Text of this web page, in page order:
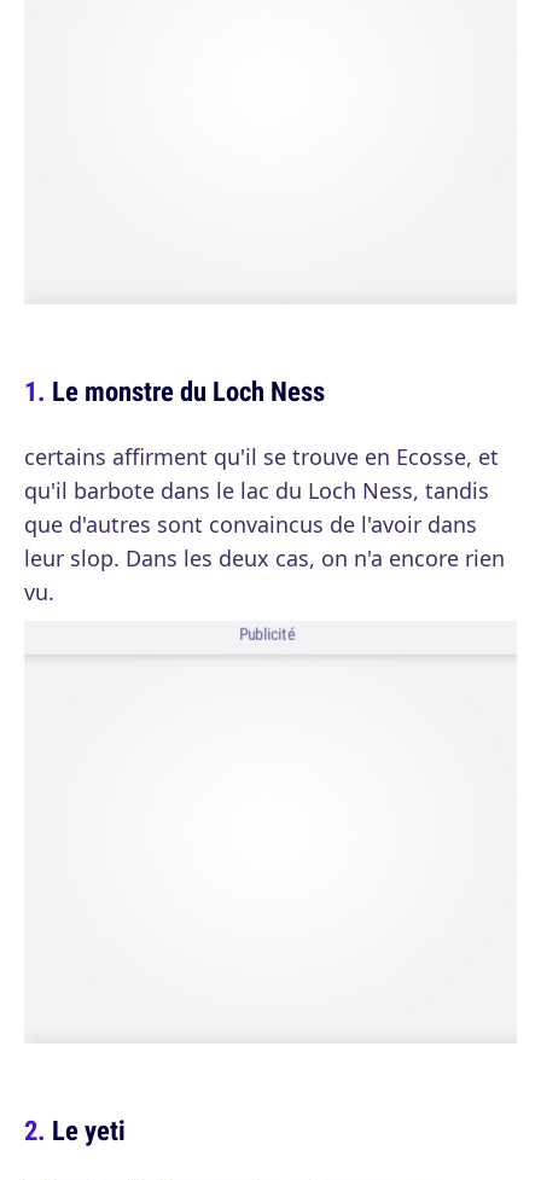
Le monstre du Loch Ness
certains affirment qu'il se trouve en Ecosse, et
qu'il barbote dans le lac du Loch Ness, tandis
que d'autres sont convaincus de l'avoir dans
leur slop. Dans les deux cas, on n'a encore rien
vu.
Publicité
Le yeti